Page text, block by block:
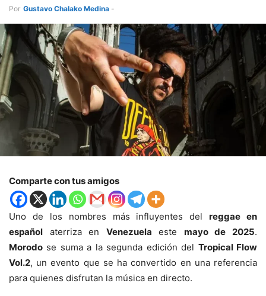
Por Gustavo Chalako Medina -
Comparte con tus amigos
Uno de los nombres más influyentes delreggae en
español aterriza en Venezuela este mayo de 2025.
Morodo se suma a la segunda edición del Tropical Flow
Vol.2, un evento que se ha convertido en una referencia
para quienes disfrutan la música en directo.